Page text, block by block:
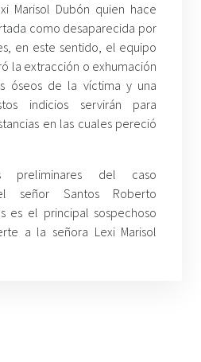
Marisol Dubón quien hace
como desaparecida por
en este sentido, el equipo
la extracción o exhumación
óseos de la víctima y una
indicios servirán para
en las cuales pereció
preliminares del caso
señor Santos Roberto
es el principal sospechoso
a la señora Lexi Marisol